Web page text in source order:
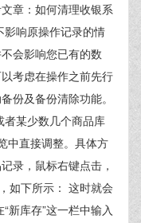
章：如何清理收银系
响原操作记录的情
会影响您已有的数
考虑在操作之前先行
份及备份清除功能。
某少数几个商品库
中直接调整。具体方
录，鼠标右键点击，
如下所示： 这时就会
新库存”这一栏中输入